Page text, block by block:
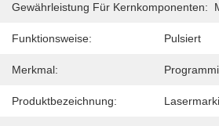
Gewährleistung Für Kernkomponenten:
Funktionsweise: Pulsiert
Merkmal:
Produktbezeichnung: